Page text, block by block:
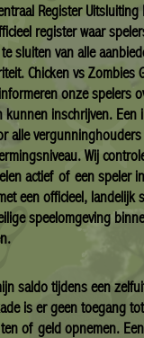
Register Uitsluiting
register waar
sluiten van alle
Chicken vs Zombies
onze spelers
kunnen inschrijven. Een
alle
Wij
actief of een speler
een officieel, landelijk
speelomgeving
saldo tijdens een
is er geen toegang
of geld opnemen.